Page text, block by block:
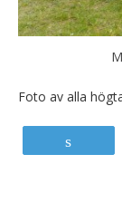
Foto av alla